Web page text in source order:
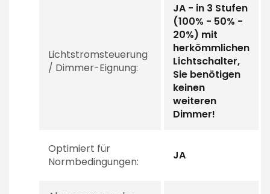
Lichtstromsteuerung
/ Dimmer-Eignung:
JA - in 3 Stufen
(100% - 50% -
20%) mit
herkömmlichen
Lichtschalter,
Sie benötigen
keinen
weiteren
Dimmer!
Optimiert für
Normbedingungen:
JA